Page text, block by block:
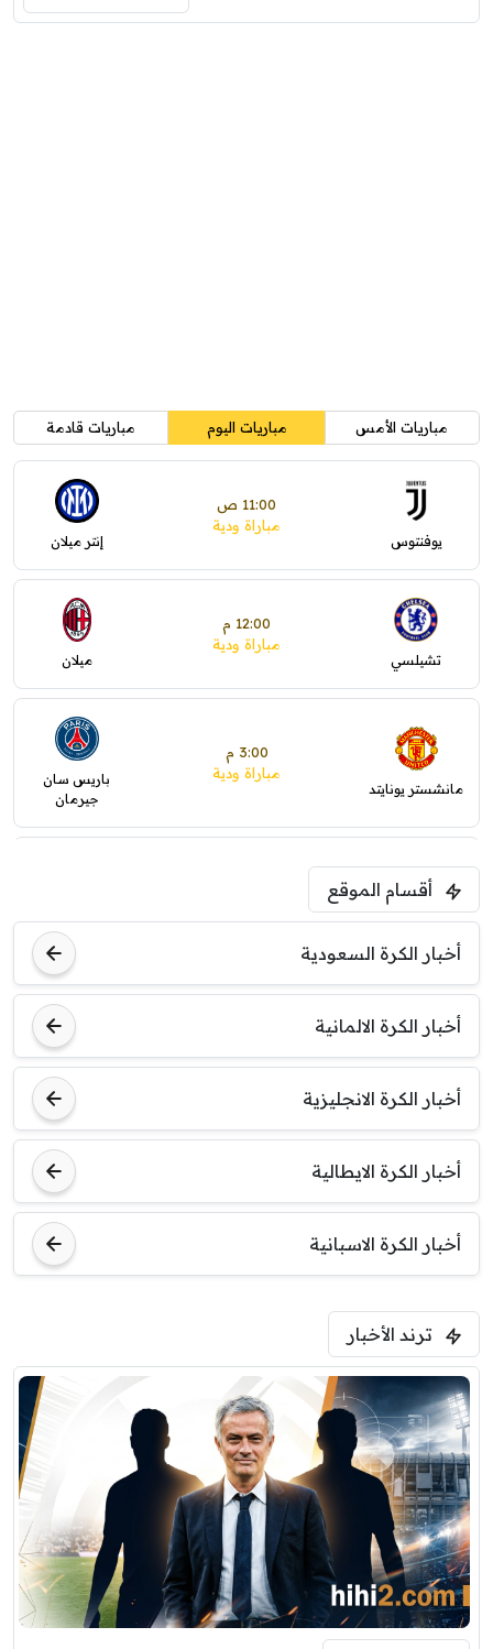
مباريات الأمس مباريات اليوم مباريات قادمة
يوفنتوس
11:00 ص
مباراة ودية
إنتر ميلان
تشيلسي
12:00 م
مباراة ودية
ميلان
مانشستر يونايتد
3:00 م
مباراة ودية
باريس سان
جيرمان
فرينتسفاروشي
ودية( ابو ظبي الرياضية -TV )
ريال مدريد
برشلونة
7:00 م
نوتنغهام فورست
مباراة ودية
برشلونة
أقسام الموقع
أخبار الكرة السعودية
أخبار الكرة الالمانية
أخبار الكرة الانجليزية
أخبار الكرة الايطالية
أخبار الكرة الاسبانية
ترند الأخبار